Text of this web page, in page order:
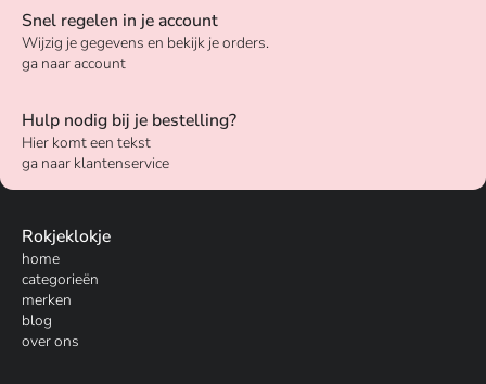
Snel regelen in je account
Wijzig je gegevens en bekijk je orders.
ga naar account
Hulp nodig bij je bestelling?
Hier komt een tekst
ga naar klantenservice
Rokjeklokje
home
categorieën
merken
blog
over ons